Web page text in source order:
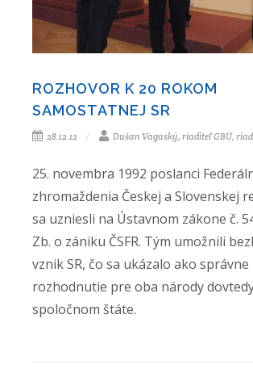
ROZHOVOR K 20 ROKOM
SAMOSTATNEJ SR
28.12.12 Dušan Vagaský, riaditeľ GBÚ,
25. novembra 1992 poslanci
zhromaždenia Českej a Slovenskej
sa uzniesli na Ústavnom zákone č.
Zb. o zániku ČSFR. Tým umožnili
vznik SR, čo sa ukázalo ako správne
rozhodnutie pre oba národy
spoločnom štáte.